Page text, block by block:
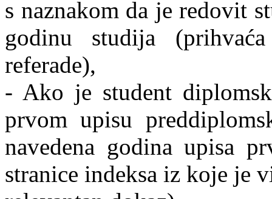
s naznakom da je redovit
godinu studija
referade),
- Ako je student
prvom upisu
navedena godina upisa
stranice indeksa iz koje je